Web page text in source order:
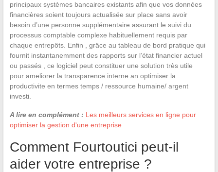
principaux systèmes bancaires existants afin que vos données
financières soient toujours actualisée sur place sans avoir
besoin d’une personne supplémentaire assurant le suivi du
processus comptable complexe habituellement requis par
chaque entrepôts. Enfin , grâce au tableau de bord pratique qui
fournit instantanemment des rapports sur l’état financier actuel
ou passés , ce logiciel peut constituer une solution très utile
pour ameliorer la transparence interne an optimiser la
productivite en termes temps / ressource humaine/ argent
investi.
A lire en complément : Les meilleurs services en ligne pour
optimiser la gestion d'une entreprise
Comment Fourtoutici peut-il
aider votre entreprise ?